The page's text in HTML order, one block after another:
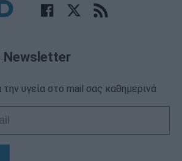
Newsletter
την υγεία στο mail σας καθημερινά